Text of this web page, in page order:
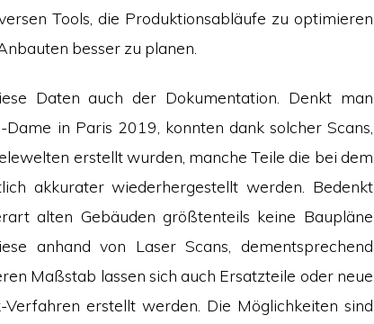
Tools, die Produktionsabläufe zu optimieren
besser zu planen.
Daten auch der Dokumentation. Denkt man
in Paris 2019, konnten dank solcher Scans,
erstellt wurden, manche Teile die bei dem
akkurater wiederhergestellt werden. Bedenkt
alten Gebäuden größtenteils keine Baupläne
anhand von Laser Scans, dementsprechend
Maßstab lassen sich auch Ersatzteile oder neue
erstellt werden. Die Möglichkeiten sind